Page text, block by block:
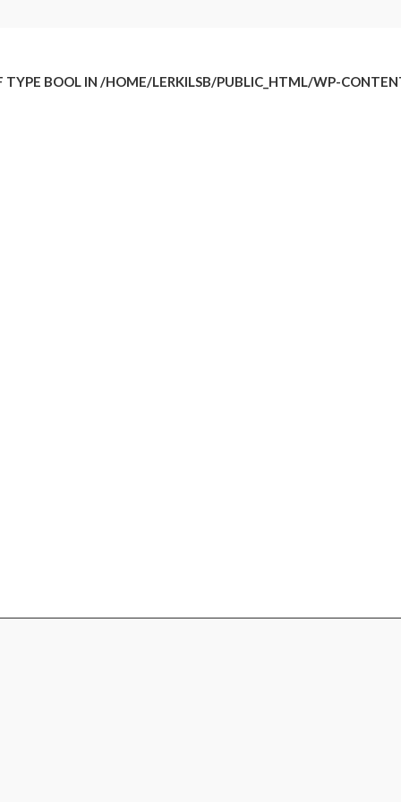
TYPE BOOL IN /HOME/LERKILSB/PUBLIC_HTML/WP-
4-cylindrig
(EFI) med multiportfunktion
max. 90 RON 10 % etanol
kablar